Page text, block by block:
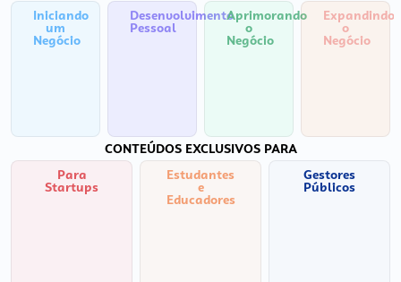
Iniciando
um
Negócio
Desenvolvimento
Pessoal
Aprimorando
o
Negócio
Expandindo
o
Negócio
CONTEÚDOS EXCLUSIVOS PARA
Para
Startups
Estudantes
e
Educadores
Gestores
Públicos